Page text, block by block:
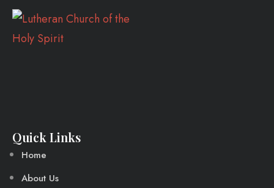
Quick Links
Home
About Us